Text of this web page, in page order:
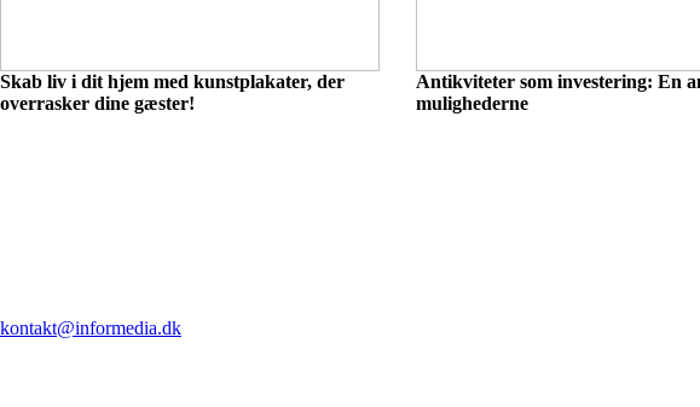
Skab liv i dit hjem med kunstplakater, der
overrasker dine gæster!
Antikviteter som investering: En
mulighederne
kontakt@informedia.dk